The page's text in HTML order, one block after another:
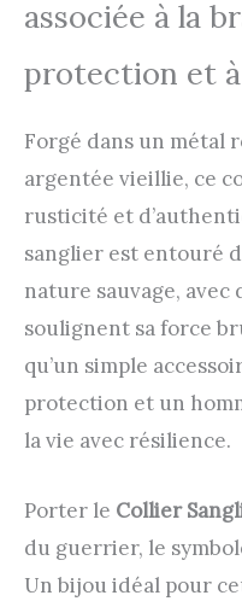
associée à la
protection et
Forgé dans un métal
argentée vieillie, ce
rusticité et
sanglier est entouré
nature sauvage,
soulignent sa force
qu’un simple
protection et un
la vie avec résilience.
Porter le Collier
du guerrier, le
Un bijou idéal pour